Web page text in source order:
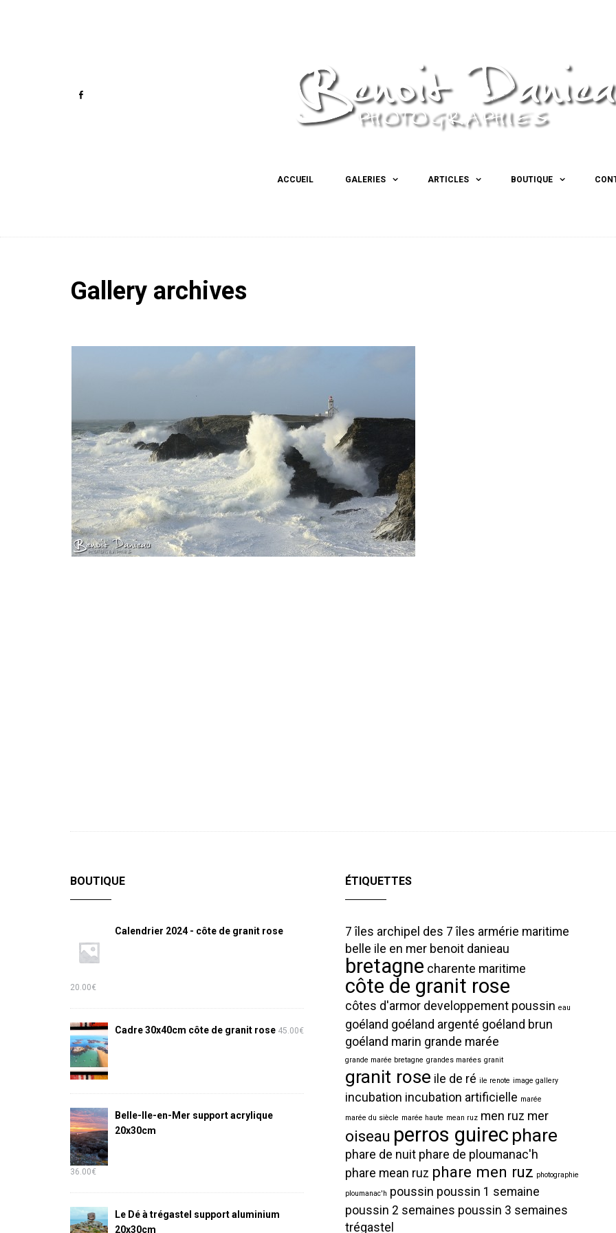
ACCUEIL GALERIES ARTICLES BOUTIQUE
Gallery archives
BOUTIQUE
Calendrier 2024 - côte de granit rose
20.00€
Cadre 30x40cm côte de granit rose 45.00€
Belle-Ile-en-Mer support acrylique
20x30cm
36.00€
Le Dé à trégastel support aluminium
20x30cm
ÉTIQUETTES
7 îles archipel des 7 îles armérie maritime
belle ile en mer benoit danieau
bretagne charente maritime
côte de granit rose
côtes d'armor developpement poussin eau
goéland goéland argenté goéland brun
goéland marin grande marée
grande marée bretagne grandes marées granit
granit rose ile de ré ile renote image gallery
incubation incubation artificielle marée
marée du siècle marée haute mean ruz men ruz mer
oiseau perros guirec phare
phare de nuit phare de ploumanac'h
phare mean ruz phare men ruz photographie
ploumanac'h poussin poussin 1 semaine
poussin 2 semaines poussin 3 semaines
trégastel